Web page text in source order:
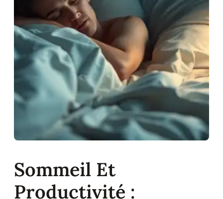
Sommeil Et
Productivité :